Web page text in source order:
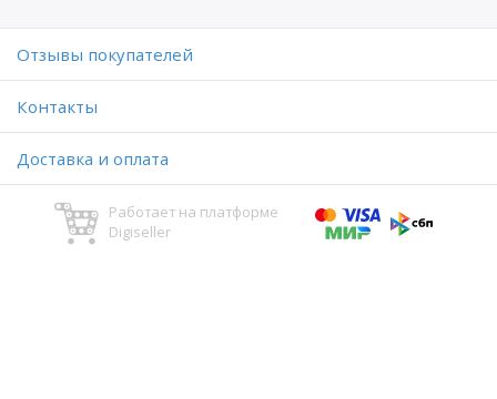
Отзывы покупателей
Контакты
Доставка и оплата
Работает на платформе
Digiseller